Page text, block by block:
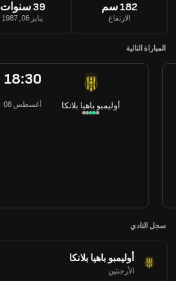
182 سم
الارتفاع
39 سنوات
يناير 06, 1987
المباراة التالية
18:30
08 أغسطس أوليمبو باهيا بلانكا
سجل النادي
أوليمبو باهيا بلانكا
الأرجنتين